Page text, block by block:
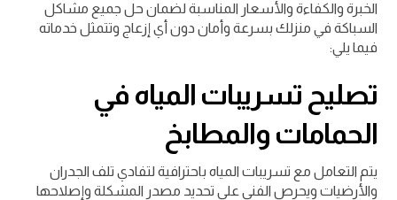
الخبرة والكفاءة والأسعار المناسبة لضمان حل جميع مشاكل
السباكة في منزلك بسرعة وأمان دون أي إزعاج وتتمثل خدماته
فيما يلي:
تصليح تسريبات المياه في
الحمامات والمطابخ
يتم التعامل مع تسريبات المياه باحترافية لتفادي تلف الجدران
والأرضيات ويحرص الفني على تحديد مصدر المشكلة وإصلاحها